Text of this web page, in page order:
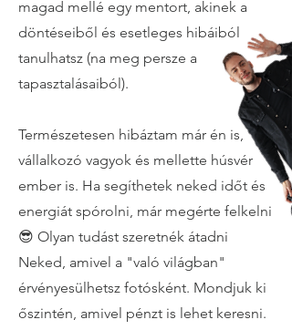
magad mellé egy mentort, akinek a
döntéseiből és esetleges hibáiból
tanulhatsz (na meg persze a
tapasztalásaiból).
Természetesen hibáztam már én is,
vállalkozó vagyok és mellette húsvér
ember is. Ha segíthetek neked időt és
energiát spórolni, már megérte felkelni
😎 Olyan tudást szeretnék átadni
Neked, amivel a "való világban"
érvényesülhetsz fotósként. Mondjuk ki
őszintén, amivel pénzt is lehet keresni.